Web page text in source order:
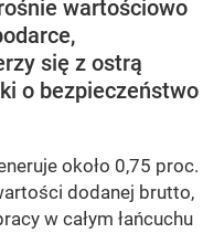
wartościowo
się z ostrą
o bezpieczeństwo
około 0,75 proc.
dodanej brutto,
w całym łańcuchu